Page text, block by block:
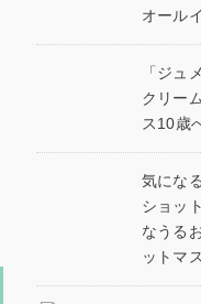
オール
「ジュ
クリー
ス10歳
気にな
ショッ
なうる
ットマ